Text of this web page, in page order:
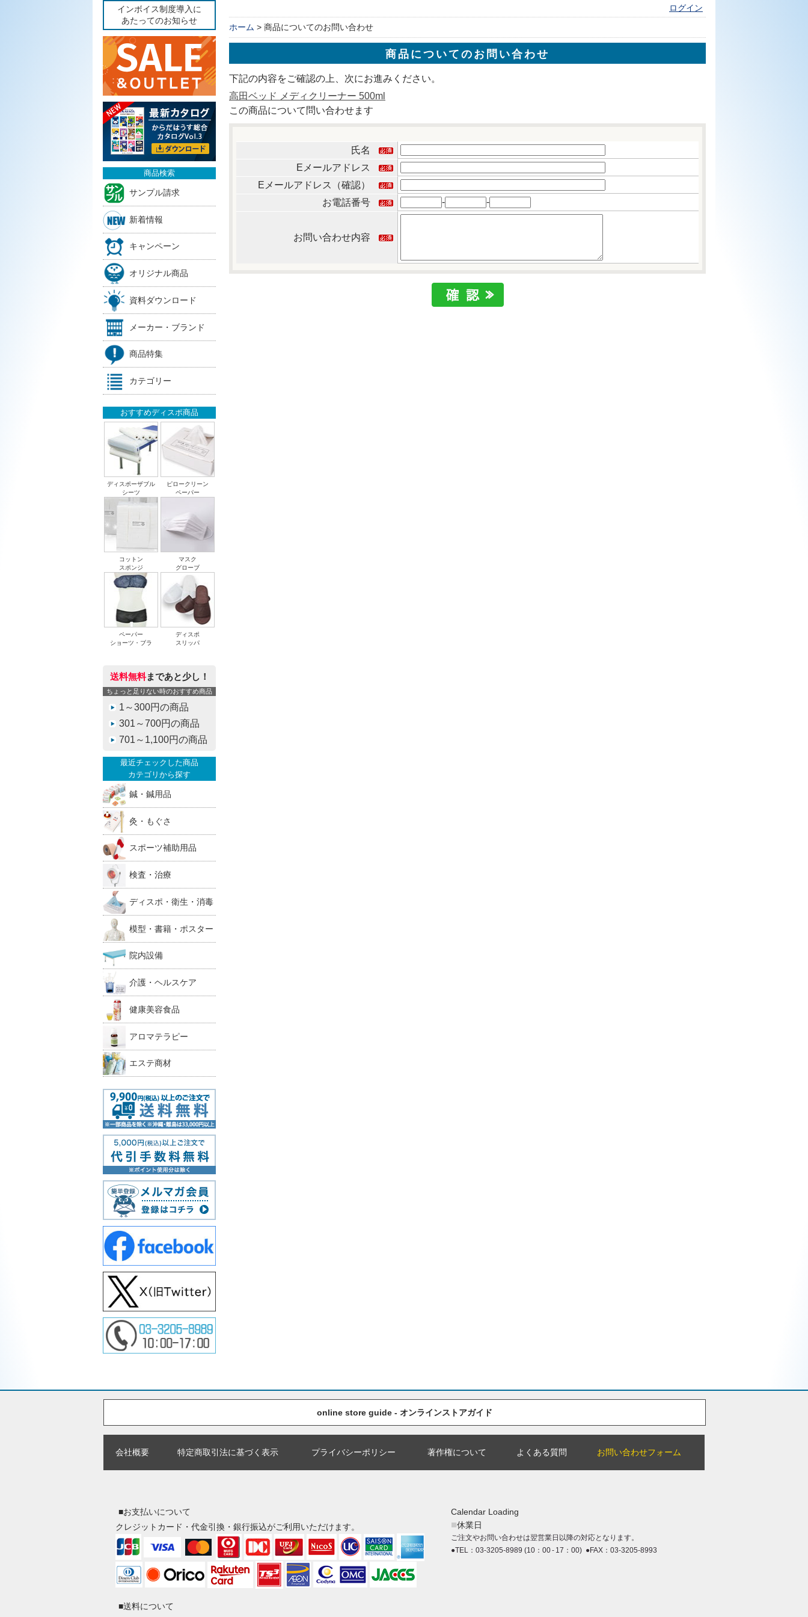
インボイス制度導入に
あたってのお知らせ
商品検索
サンプル請求
新着情報
キャンペーン
オリジナル商品
資料ダウンロード
メーカー・ブランド
商品特集
カテゴリー
おすすめディスポ商品
ディスポーザブル
シーツ
ピロークリーン
ペーパー
コットン
スポンジ
マスク
グローブ
ペーパー
ショーツ・ブラ
ディスポ
スリッパ
送料無料まであと少し！
ちょっと足りない時のおすすめ商品
1～300円の商品
301～700円の商品
701～1,100円の商品
最近チェックした商品
カテゴリから探す
鍼・鍼用品
灸・もぐさ
スポーツ補助用品
検査・治療
ディスポ・衛生・消毒
模型・書籍・ポスター
院内設備
介護・ヘルスケア
健康美容食品
アロマテラピー
エステ商材
ログイン
ホーム > 商品についてのお問い合わせ
商品についてのお問い合わせ
下記の内容をご確認の上、次にお進みください。
高田ベッド メディクリーナー 500ml
この商品について問い合わせます
氏名
Eメールアドレス
Eメールアドレス（確認）
お電話番号
- -
お問い合わせ内容
online store guide - オンラインストアガイド
会社概要 特定商取引法に基づく表示 プライバシーポリシー 著作権について よくある質問 お問い合わせフォーム
■お支払いについて
クレジットカード・代金引換・銀行振込がご利用いただけます。
■送料について
Calendar Loading
■休業日
ご注文やお問い合わせは翌営業日以降の対応となります。
●TEL：03-3205-8989 (10：00 - 17：00) ●FAX：03-3205-8993